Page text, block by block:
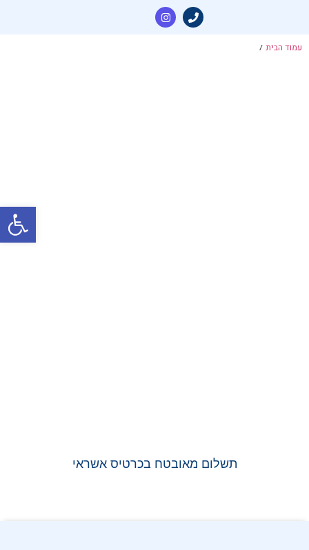
עמוד הבית /
תשלום מאובטח בכרטיס אשראי
פתח